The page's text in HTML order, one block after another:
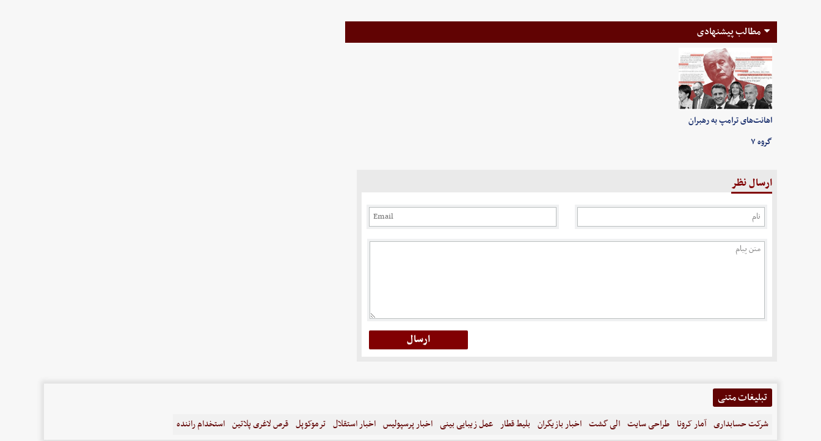
مطالب پیشنهادی
اهانت‌های ترامپ به رهبران
گروه ۷
ارسال نظر
تبلیغات متنی
شرکت حسابداری آمار کرونا طراحی سایت الی گشت اخبار بازیگران بلیط قطار عمل زیبایی بینی اخبار پرسپولیس اخبار استقلال ترموکوپل قرص لاغری پلاتین استخدام راننده